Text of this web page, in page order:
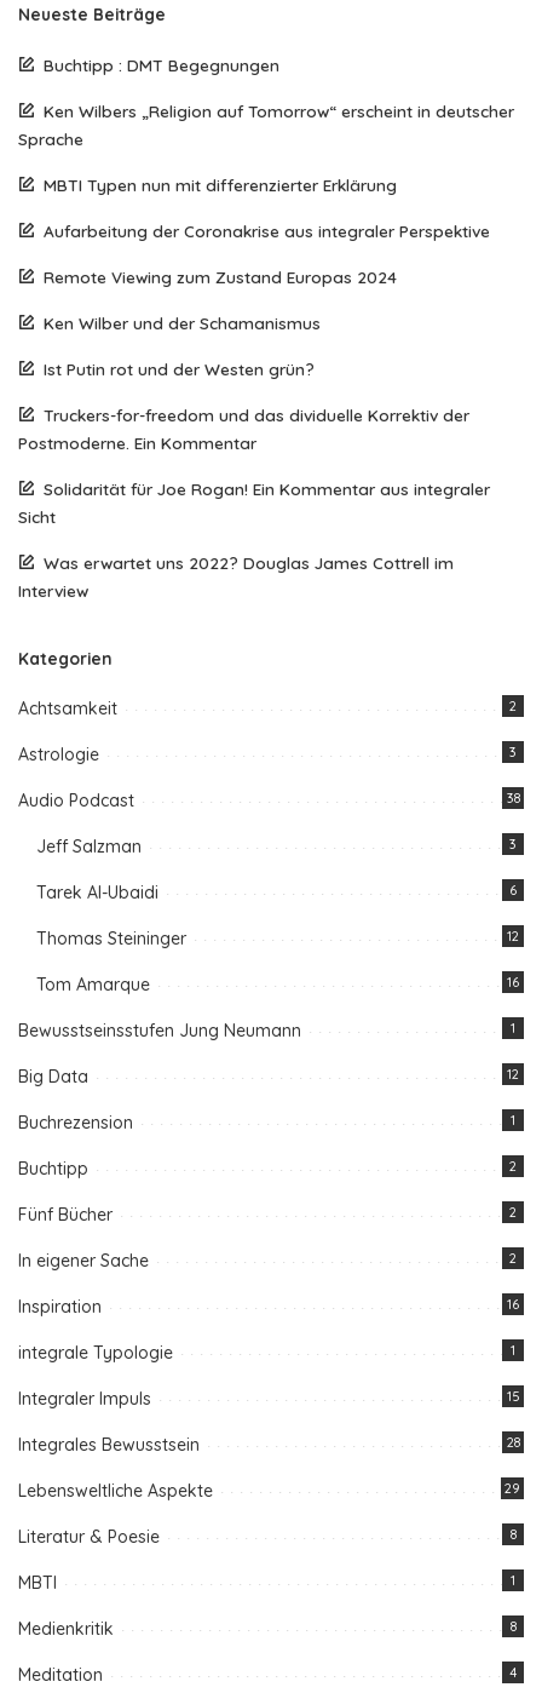
Neueste Beiträge
Buchtipp : DMT Begegnungen
Ken Wilbers „Religion auf Tomorrow“ erscheint in deutscher
Sprache
MBTI Typen nun mit differenzierter Erklärung
Aufarbeitung der Coronakrise aus integraler Perspektive
Remote Viewing zum Zustand Europas 2024
Ken Wilber und der Schamanismus
Ist Putin rot und der Westen grün?
Truckers-for-freedom und das dividuelle Korrektiv der
Postmoderne. Ein Kommentar
Solidarität für Joe Rogan! Ein Kommentar aus integraler
Sicht
Was erwartet uns 2022? Douglas James Cottrell im
Interview
Kategorien
Achtsamkeit 2
Astrologie 3
Audio Podcast 38
Jeff Salzman 3
Tarek Al-Ubaidi 6
Thomas Steininger 12
Tom Amarque 16
Bewusstseinsstufen Jung Neumann 1
Big Data 12
Buchrezension 1
Buchtipp 2
Fünf Bücher 2
In eigener Sache 2
Inspiration 16
integrale Typologie 1
Integraler Impuls 15
Integrales Bewusstsein 28
Lebensweltliche Aspekte 29
Literatur & Poesie 8
MBTI 1
Medienkritik 8
Meditation 4